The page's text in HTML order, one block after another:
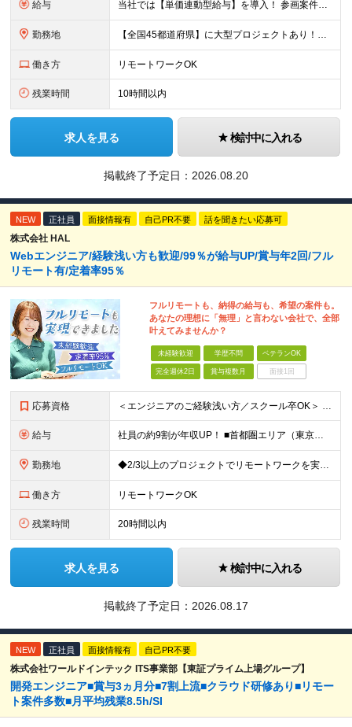
給与 当社では【単価連動型給与】を導入！ 参画案件の契約単価に連動して給与が決定。 還元率は単価の【70％～80％】と東証プライム上場グループとして高水準です！（社会保険料・教育コスト含む） ■関東：月給
勤務地 【全国45都道府県】に大型プロジェクトあり！※ 四国・沖縄を除く 主要勤務地： 北海道/宮城県/栃木県/埼玉県/千葉県/東京都/神奈川県/愛知県/大阪府/京都府/兵庫県/広島県/福岡県/熊本県 ※勤
働き方 リモートワークOK
残業時間 10時間以内
求人を見る 検討中に入れる
掲載終了予定日： 2026.08.20
NEW 正社員 面接情報有 自己PR不要 話を聞きたい応募可
株式会社 HAL
Webエンジニア/経験浅い方も歓迎/99％が給与UP/賞与年2回/フル
リモート有/定着率95％
フルリモートも、納得の給与も、希望の案件も。
あなたの理想に「無理」と言わない会社で、全部
叶えてみませんか？
未経験歓迎 学歴不問 ベテランOK
完全週休2日 賞与複数月 面接1回
応募資格 ＜エンジニアのご経験浅い方／スクール卒OK＞ ◆学歴不問 ◆未経験OK ＜こんな方は大歓迎！＞ ◎今の収入に不満がある方 ◎新しい言語・スキルに挑戦したい方 ◎腰を据えて活躍したい方 ◎頑張りを評価
給与 社員の約9割が年収UP！ ■首都圏エリア（東京、神奈川、千葉、埼玉勤務） 月給25万円～26万円（固定残業代含む） ※固定残業代は、時間外労働の有無に関わらず17時間分を30,000円～31,200
勤務地 ◆2/3以上のプロジェクトでリモートワークを実施中！ ≪自社拠点≫ ・東京本社／東京都千代田区丸の内二丁目6番1号 丸の内パークビルディング6階 ・関西支社／⼤阪府⼤阪市中央区安⼟町2-3-13 ⼤
働き方 リモートワークOK
残業時間 20時間以内
求人を見る 検討中に入れる
掲載終了予定日： 2026.08.17
NEW 正社員 面接情報有 自己PR不要
株式会社ワールドインテック ITS事業部【東証プライム上場グループ】
開発エンジニア■賞与3ヵ月分■7割上流■クラウド研修あり■リモー
ト案件多数■月平均残業8.5h/SI